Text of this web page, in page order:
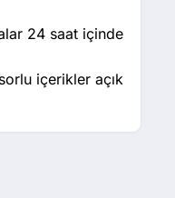
24 saat içinde
içerikler açık